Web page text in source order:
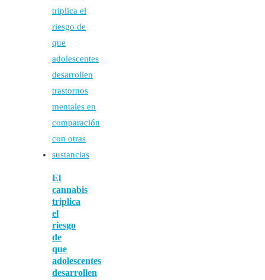
El
cannabis
triplica
el
riesgo
de
que
adolescentes
desarrollen